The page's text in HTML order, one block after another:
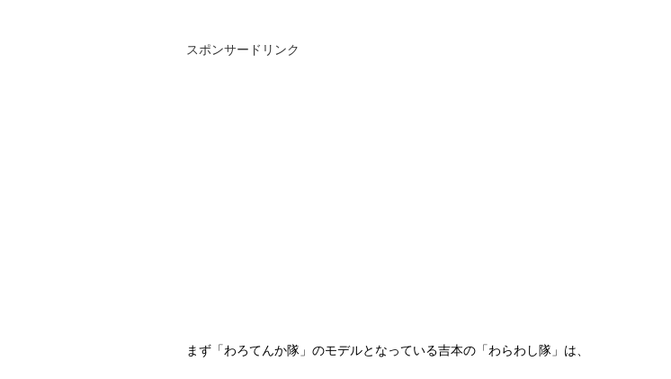
スポンサードリンク
まず「わろてんか隊」のモデルとなっている吉本の「わらわし隊」は、